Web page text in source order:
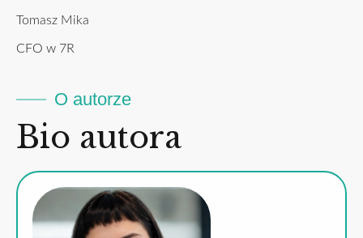
Tomasz Mika
CFO w 7R
O autorze
Bio autora